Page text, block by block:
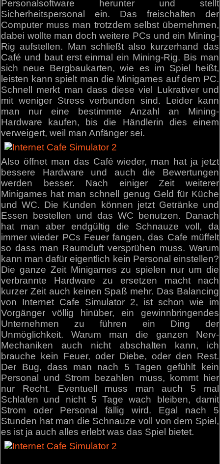
Personalsoftware herunter und stellt
Sicherheitspersonal ein. Das freischalten der
Computer muss man trotzdem selbst übernehmen,
dabei wollte man doch weitere PCs und ein Mining-
Rig aufstellen. Man schließt also kurzerhand das
Café und baut erst einmal ein Mining-Rig. Bis man
sich neue Bergbaukarten, wie es im Spiel heißt,
leisten kann spielt man die Minigames auf dem PC.
Schnell merkt man dass diese viel Lukrativer und
mit weniger Stress verbunden sind. Leider kann
man nur eine bestimmte Anzahl an Mining-
Hardware kaufen, bis die Händlerin dies einem
verweigert, weil man Anfänger sei.
Also öffnet man das Café wieder, man hat ja jetzt
bessere Hardware und auch die Bewertungen
werden besser. Nach einiger Zeit weiterer
Minigames hat man schnell genug Geld für Küche
und WC. Die Kunden können jetzt Getränke und
Essen bestellen und das WC benutzen. Danach
hat man aber endgültig die Schnauze voll, da
immer wieder PCs Feuer fangen, das Cafe müffelt
so dass man Raumduft versprühen muss. Warum
kann man dafür eigentlich kein Personal einstellen?
Die ganze Zeit Minigames zu spielen nur um die
verbrannte Hardware zu ersetzen macht nach
kurzer Zeit auch keinen Spaß mehr. Das Balancing
von Internet Cafe Simulator 2, ist schon wie im
Vorgänger völlig hinüber, ein gewinnbringendes
Unternehmen zu führen ein Ding der
Unmöglichkeit. Warum man die ganzen Nerv-
Mechaniken auch nicht abschalten kann, ich
brauche kein Feuer, oder Diebe, oder den Rest.
Der Bug, dass man nach 5 Tagen gefühlt kein
Personal und Strom bezahlen muss, kommt hier
nur Recht. Eventuell muss man auch 5 mal
Schlafen und nicht 5 Tage wach bleiben, damit
Strom oder Personal fällig wird. Egal nach 5
Stunden hat man die Schnauze voll von dem Spiel,
es ist ja auch alles erlebt was das Spiel bietet.